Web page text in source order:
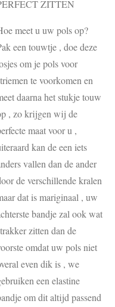
ZITTEN
meet u uw pols op?
een touwtje , doe deze
om je pols voor
te voorkomen en
daarna het stukje touw
, zo krijgen wij de
maat voor u ,
kan de een iets
vallen dan de ander
de verschillende kralen
dat is mariginaal , uw
bandje zal ook wat
zitten dan de
omdat uw pols niet
even dik is , we
een elastine
om dit altijd passend